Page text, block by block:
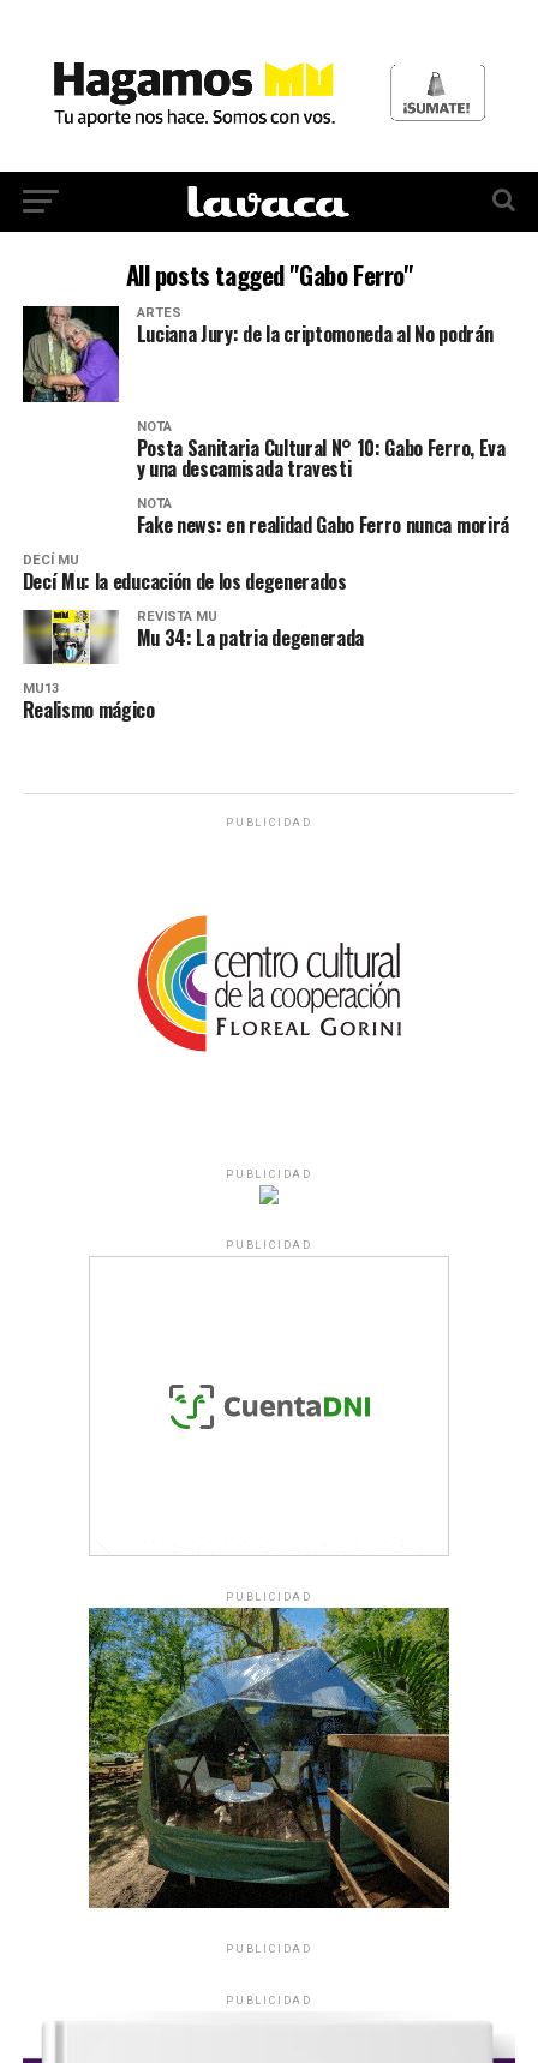
All posts tagged "Gabo Ferro"
ARTES
Luciana Jury: de la criptomoneda al No podrán
NOTA
Posta Sanitaria Cultural N° 10: Gabo Ferro, Eva
y una descamisada travesti
NOTA
Fake news: en realidad Gabo Ferro nunca morirá
DECÍ MU
Decí Mu: la educación de los degenerados
REVISTA MU
Mu 34: La patria degenerada
MU13
Realismo mágico
PUBLICIDAD
PUBLICIDAD
PUBLICIDAD
PUBLICIDAD
PUBLICIDAD
PUBLICIDAD